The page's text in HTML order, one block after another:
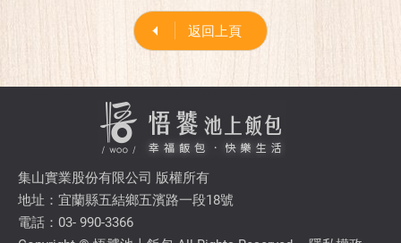
返回上頁
集山實業股份有限公司 版權所有
地址：宜蘭縣五結鄉五濱路一段18號
電話：03- 990-3366